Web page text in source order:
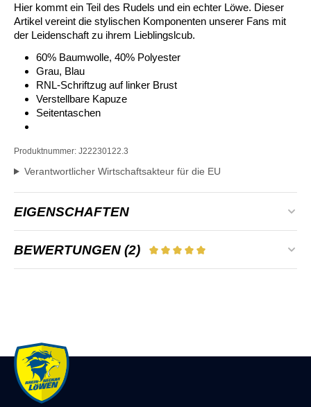
Hier kommt ein Teil des Rudels und ein echter Löwe. Dieser
Artikel vereint die stylischen Komponenten unserer Fans mit
der Leidenschaft zu ihrem Lieblingslcub.
60% Baumwolle, 40% Polyester
Grau, Blau
RNL-Schriftzug auf linker Brust
Verstellbare Kapuze
Seitentaschen
Produktnummer: J22230122.3
Verantwortlicher Wirtschaftsakteur für die EU
EIGENSCHAFTEN
Farbe: Dunkelblau, Grau
BEWERTUNGEN (2) DURCHSCHNITTLICHE
Schönes Shirt und gute Qualität, auch die
Durchschnittliche Bewertung von 5 von 5 Sternen
Schönes Shirt und gute Qualität, auch die gewählte Größe
hat gepasst.